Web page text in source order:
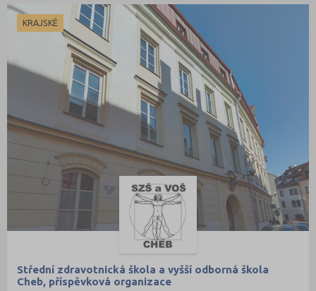
KRAJSKÉ
Střední zdravotnická škola a vyšší odborná škola
Cheb, příspěvková organizace